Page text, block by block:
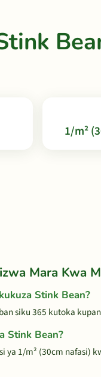
1/m²
Mara Kwa
Stink Bean?
siku 365 kutoka
Stink Bean?
ya 1/m² (30cm nafasi)